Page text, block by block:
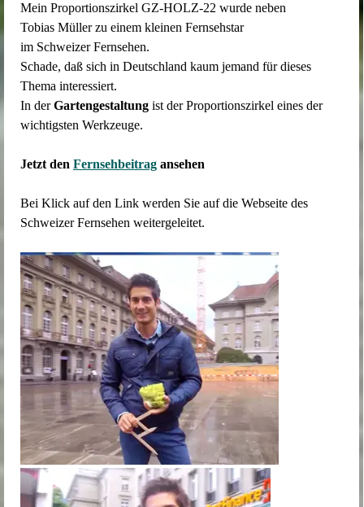
Mein Proportionszirkel GZ-HOLZ-22 wurde neben
Tobias Müller zu einem kleinen Fernsehstar
im Schweizer Fernsehen.
Schade, daß sich in Deutschland kaum jemand für dieses
Thema interessiert.
In derGartengestaltung ist der Proportionszirkel eines der
wichtigsten Werkzeuge.
Jetzt den Fernsehbeitrag ansehen
Bei Klick auf den Link werden Sie auf die Webseite des
Schweizer Fernsehen weitergeleitet.